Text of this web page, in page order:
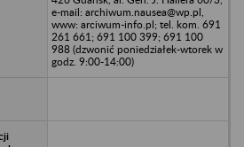
e-mail: archiwum.nausea@wp.pl,
www: arciwum-info.pl; tel. kom. 691
261 661; 691 100 399; 691 100
988 (dzwonić poniedziałek-wtorek w
godz. 9:00-14:00)